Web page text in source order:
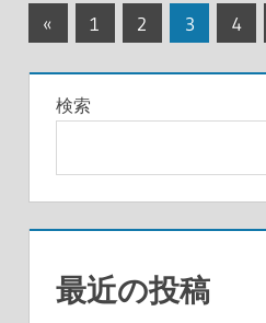
投
稿
の
ジ
送
«
事
1 2 3 4
検索
最近の投稿